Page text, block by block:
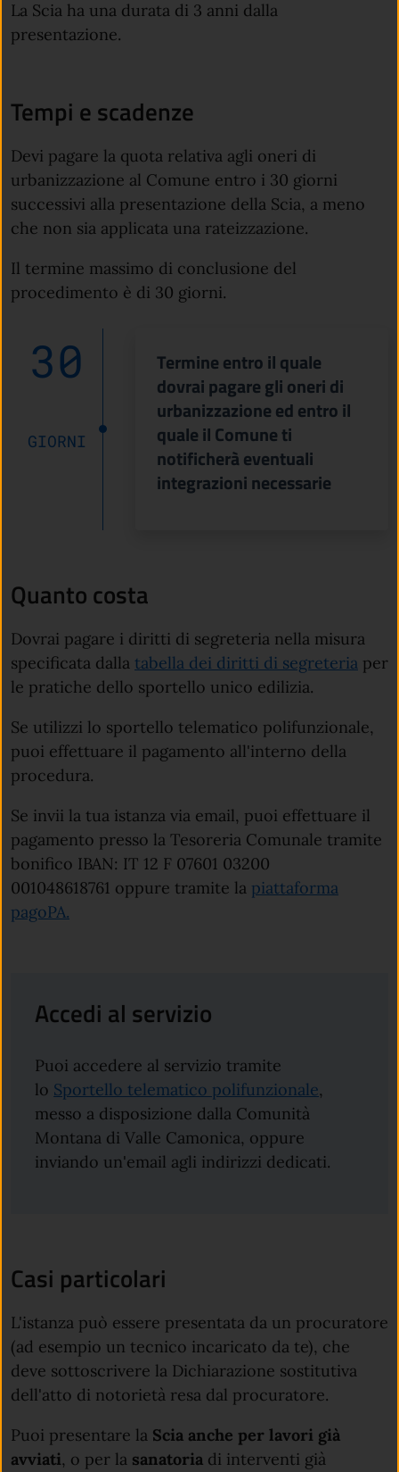
La Scia ha una durata di 3 anni dalla
presentazione.
Tempi e scadenze
Devi pagare la quota relativa agli oneri di
urbanizzazione al Comune entro i 30 giorni
successivi alla presentazione della Scia, a meno
che non sia applicata una rateizzazione.
Il termine massimo di conclusione del
procedimento è di 30 giorni.
30
GIORNI
Termine entro il quale
dovrai pagare gli oneri di
urbanizzazione ed entro il
quale il Comune ti
notificherà eventuali
integrazioni necessarie
Quanto costa
Dovrai pagare i diritti di segreteria nella misura
specificata dalla tabella dei diritti di segreteria per
le pratiche dello sportello unico edilizia.
Se utilizzi lo sportello telematico polifunzionale,
puoi effettuare il pagamento all'interno della
procedura.
Se invii la tua istanza via email, puoi effettuare il
pagamento presso la Tesoreria Comunale tramite
bonifico IBAN: IT 12 F 07601 03200
001048618761 oppure tramite la piattaforma
pagoPA.
Accedi al servizio
Puoi accedere al servizio tramite
lo Sportello telematico polifunzionale,
messo a disposizione dalla Comunità
Montana di Valle Camonica, oppure
inviando un'email agli indirizzi dedicati.
Casi particolari
L'istanza può essere presentata da un procuratore
(ad esempio un tecnico incaricato da te), che
deve sottoscrivere la Dichiarazione sostitutiva
dell'atto di notorietà resa dal procuratore.
Puoi presentare la Scia anche per lavori già
avviati, o per la sanatoria di interventi già